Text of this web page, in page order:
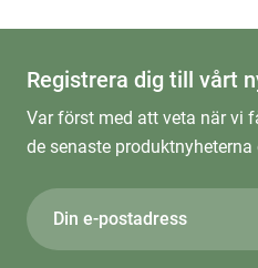
Registrera dig till vårt
Var först med att veta när vi
de senaste produktnyheterna